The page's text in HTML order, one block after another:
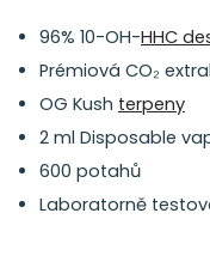
96% 10-OH-HHC
Prémiová CO₂
OG Kush terpeny
2 ml Disposable
600 potahů
Laboratorně